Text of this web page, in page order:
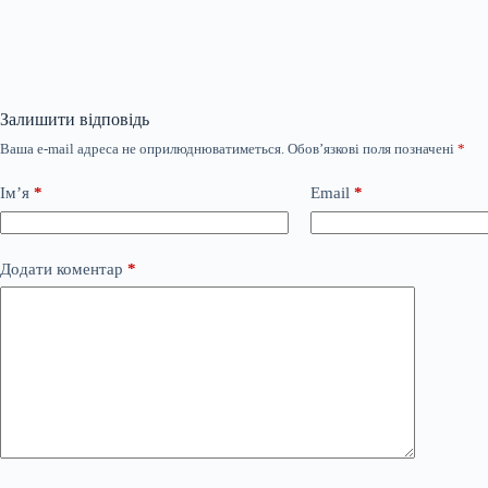
Залишити відповідь
Ваша e-mail адреса не оприлюднюватиметься. Обов’язкові поля позначені *
Ім’я * Email *
Додати коментар *